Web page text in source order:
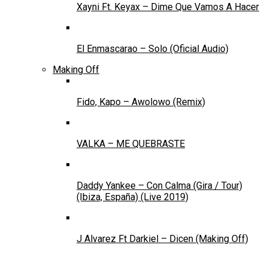
Xayni Ft. Keyax – Dime Que Vamos A Hacer
El Enmascarao – Solo (Oficial Audio)
Making Off
Fido, Kapo – Awolowo (Remix)
VALKA – ME QUEBRASTE
Daddy Yankee – Con Calma (Gira / Tour)
(Ibiza, España) (Live 2019)
J Alvarez Ft Darkiel – Dicen (Making Off)